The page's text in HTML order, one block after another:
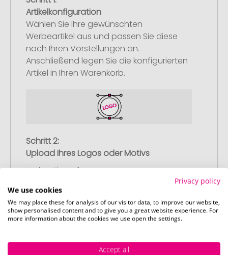
Artikelkonfiguration
Wählen Sie Ihre gewünschten
Werbeartikel aus und passen Sie diese
nach Ihren Vorstellungen an.
Anschließend legen Sie die konfigurierten
Artikel in Ihren Warenkorb.
Schritt 2:
Upload Ihres Logos oder Motivs
Laden Sie auf unserer
Bestellabschlussseite (Checkout) Ihr Logo
oder Motiv hoch und schließen Sie Ihre
Bestellung ab. Falls Sie gerade keine
passende Datei zur Verfügung haben,
nachliefern.
Privacy policy
We use cookies
We may place these for analysis of our visitor data, to improve our website,
show personalised content and to give you a great website experience. For
more information about the cookies we use open the settings.
Accept all